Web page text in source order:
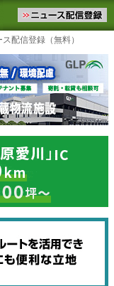
ます。物流ニュ
よく見るテーマ
ス配信登録（無料）